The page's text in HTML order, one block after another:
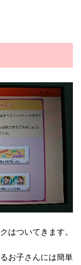
はついてきます。
お子さんには簡単